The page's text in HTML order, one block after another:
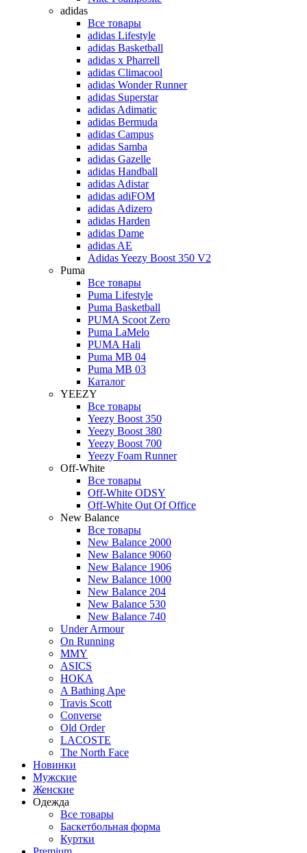
adidas
Все товары
adidas Lifestyle
adidas Basketball
adidas x Pharrell
adidas Climacool
adidas Wonder Runner
adidas Superstar
adidas Adimatic
adidas Bermuda
adidas Campus
adidas Samba
adidas Gazelle
adidas Handball
adidas Adistar
adidas adiFOM
adidas Adizero
adidas Harden
adidas Dame
adidas AE
Adidas Yeezy Boost 350 V2
Puma
Все товары
Puma Lifestyle
Puma Basketball
PUMA Scoot Zero
Puma LaMelo
PUMA Hali
Puma MB 04
Puma MB 03
Каталог
YEEZY
Все товары
Yeezy Boost 350
Yeezy Boost 380
Yeezy Boost 700
Yeezy Foam Runner
Off-White
Все товары
Off-White ODSY
Off-White Out Of Office
New Balance
Все товары
New Balance 2000
New Balance 9060
New Balance 1906
New Balance 1000
New Balance 204
New Balance 530
New Balance 740
Under Armour
On Running
MMY
ASICS
HOKA
A Bathing Ape
Travis Scott
Converse
Old Order
LACOSTE
The North Face
Новинки
Мужские
Женские
Одежда
Все товары
Баскетбольная форма
Куртки